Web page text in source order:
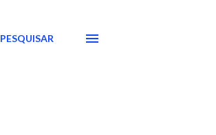
PESQUISAR